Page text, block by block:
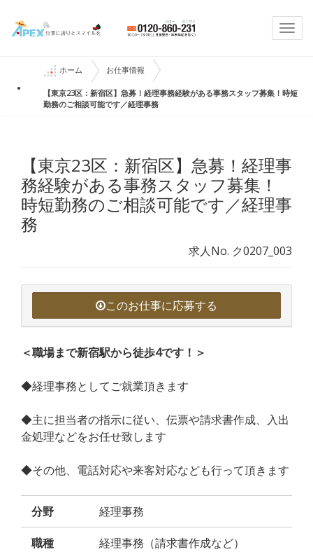
ホーム お仕事情報
【東京23区：新宿区】急募！経理事務経験がある事務スタッフ募集！時短
勤務のご相談可能です／経理事務
【東京23区：新宿区】急募！経理事
務経験がある事務スタッフ募集！
時短勤務のご相談可能です／経理事
務
求人No. ク0207_003
このお仕事に応募する
＜職場まで新宿駅から徒歩4です！＞
◆経理事務としてご就業頂きます
◆主に担当者の指示に従い、伝票や請求書作成、入出
金処理などをお任せ致します
◆その他、電話対応や来客対応なども行って頂きます
分野 経理事務
職種 経理事務（請求書作成など）